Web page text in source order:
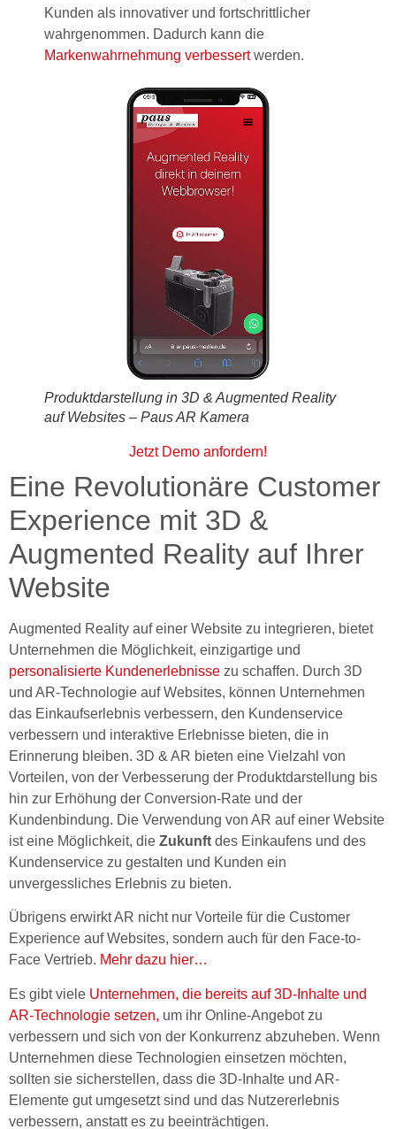
Kunden als innovativer und fortschrittlicher
wahrgenommen. Dadurch kann die
Markenwahrnehmung verbessertwerden.
Produktdarstellung in 3D & Augmented Reality
auf Websites – Paus AR Kamera
Jetzt Demo anfordern!
Eine Revolutionäre Customer
Experience mit 3D &
Augmented Reality auf Ihrer
Website
Augmented Reality auf einer Website zu integrieren, bietet
Unternehmen die Möglichkeit, einzigartige und
personalisierte Kundenerlebnisse zu schaffen. Durch 3D
und AR-Technologie auf Websites, können Unternehmen
das Einkaufserlebnis verbessern, den Kundenservice
verbessern und interaktive Erlebnisse bieten, die in
Erinnerung bleiben. 3D & AR bieten eine Vielzahl von
Vorteilen, von der Verbesserung der Produktdarstellung bis
hin zur Erhöhung der Conversion-Rate und der
Kundenbindung. Die Verwendung von AR auf einer Website
ist eine Möglichkeit, die Zukunft des Einkaufens und des
Kundenservice zu gestalten und Kunden ein
unvergessliches Erlebnis zu bieten.
Übrigens erwirkt AR nicht nur Vorteile für die Customer
Experience auf Websites, sondern auch für den Face-to-
Face Vertrieb. Mehr dazu hier…
Es gibt viele Unternehmen, die bereits auf 3D-Inhalte und
AR-Technologie setzen, um ihr Online-Angebot zu
verbessern und sich von der Konkurrenz abzuheben. Wenn
Unternehmen diese Technologien einsetzen möchten,
sollten sie sicherstellen, dass die 3D-Inhalte und AR-
Elemente gut umgesetzt sind und das Nutzererlebnis
verbessern, anstatt es zu beeinträchtigen.